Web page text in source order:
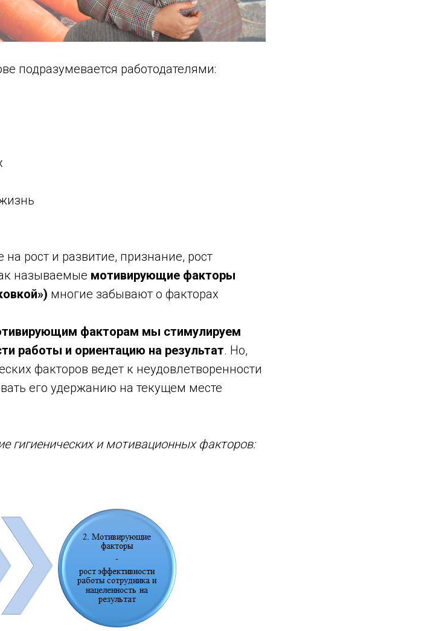
подразумевается работодателями:
рост и развитие, признание, рост
называемые мотивирующие факторы
многие забывают о факторах
факторам мы стимулируем
работы и ориентацию на результат. Но,
факторов ведет к неудовлетворенности
его удержанию на текущем месте
гигиенических и мотивационных факторов: